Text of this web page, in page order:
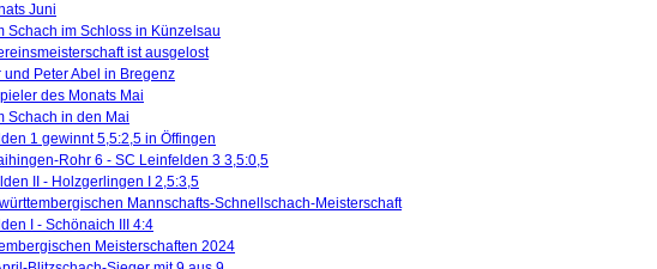
Juni
Schach im Schloss in Künzelsau
ist ausgelost
und Peter Abel in Bregenz
des Monats Mai
Schach in den Mai
1 gewinnt 5,5:2,5 in Öffingen
Rohr 6 - SC Leinfelden 3 3,5:0,5
II - Holzgerlingen I 2,5:3,5
Mannschafts-Schnellschach-Meisterschaft
I - Schönaich III 4:4
Meisterschaften 2024